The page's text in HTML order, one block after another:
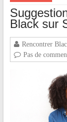
Black sur
Rencontrer
Pas de